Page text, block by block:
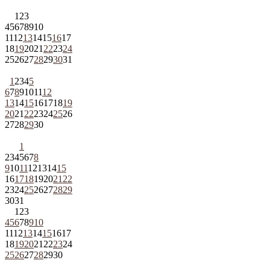
1 23
45678910
11121314151617
18192021 222324
25262728293031
1 2345
6789101112
13141516171819
2021 2223242526
27282930
1
2345678
9101112131415
161718192021 22
23242526272829
3031
1 23
45678910
11121314151617
18192021 222324
252627282930